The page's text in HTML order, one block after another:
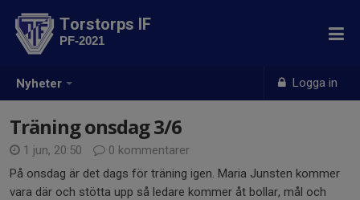
Nyheter Logga in
Torstorps IF
PF-2021
Träning onsdag 3/6
1 jun, 20:50
0 kommentarer
På onsdag är det dags för träning igen. Maria Junsten kommer
vara där och stötta upp så ledare kommer åt bollar, mål och